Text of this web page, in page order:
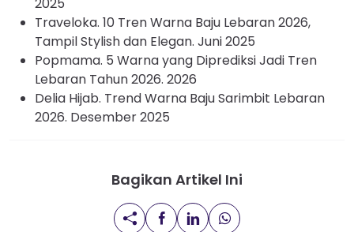
Traveloka. 10 Tren Warna Baju Lebaran 2026,
Tampil Stylish dan Elegan. Juni 2025
Popmama. 5 Warna yang Diprediksi Jadi Tren
Lebaran Tahun 2026. 2026
Delia Hijab. Trend Warna Baju Sarimbit Lebaran
2026. Desember 2025
Bagikan Artikel Ini